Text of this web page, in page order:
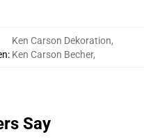
:
Ken Carson Dekoration,
Ken Carson Becher,
Say